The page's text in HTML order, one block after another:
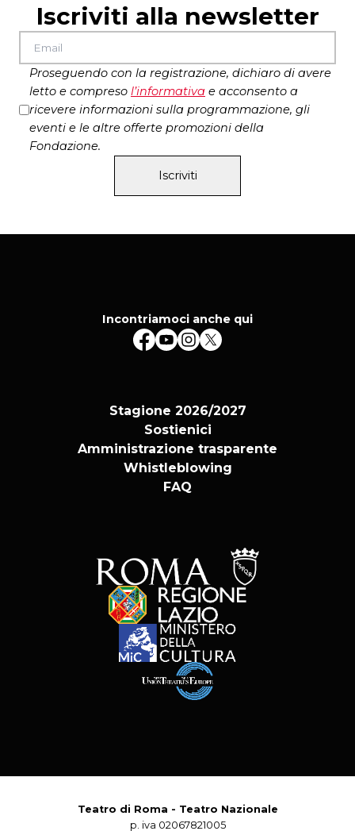
Iscriviti alla newsletter
Proseguendo con la registrazione, dichiaro di avere
letto e compreso l’informativa e acconsento a
ricevere informazioni sulla programmazione, gli
eventi e le altre offerte promozioni della
Fondazione.
Iscriviti
Incontriamoci anche qui
Stagione 2026/2027
Sostienici
Amministrazione trasparente
Whistleblowing
FAQ
Teatro di Roma - Teatro Nazionale
p. iva 02067821005